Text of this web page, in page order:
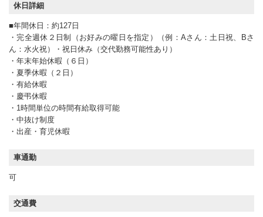
休日詳細
■年間休日：約127日
・完全週休２日制（お好みの曜日を指定）（例：Aさん：土日祝、Bさ
ん：水火祝）・祝日休み（交代勤務可能性あり）
・年末年始休暇（６日）
・夏季休暇（２日）
・有給休暇
・慶弔休暇
・1時間単位の時間有給取得可能
・中抜け制度
・出産・育児休暇
車通勤
可
交通費